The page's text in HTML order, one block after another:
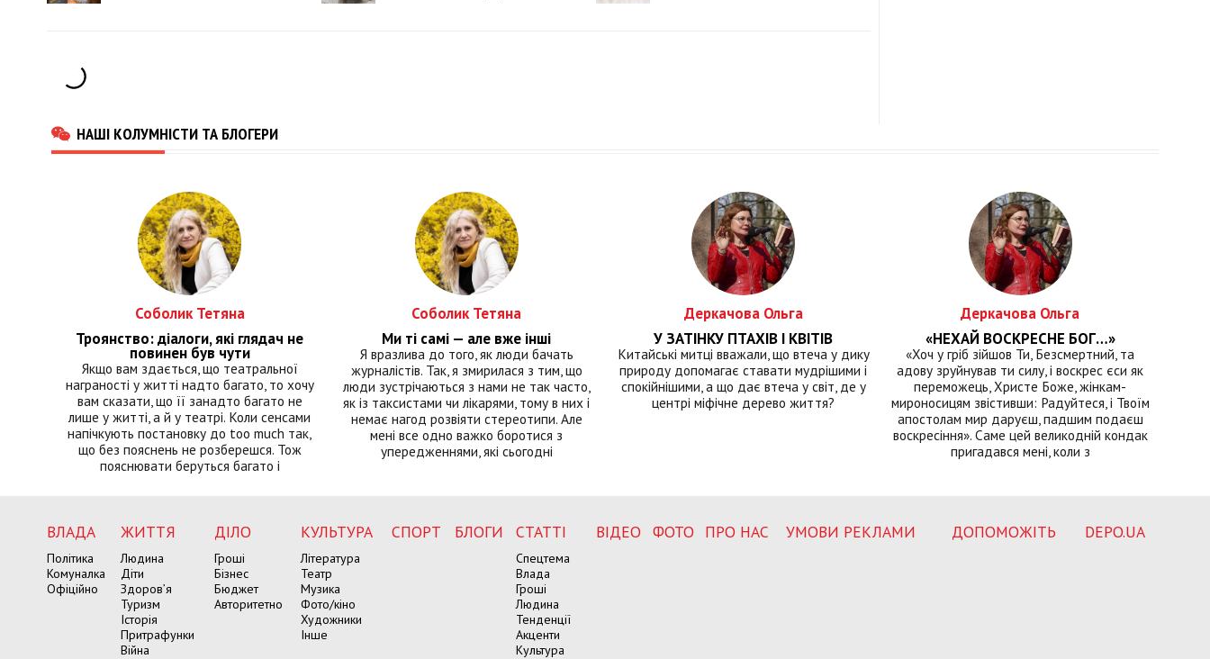
НАШІ КОЛУМНІСТИ ТА БЛОГЕРИ
Соболик Тетяна
Троянство: діалоги, які глядач не
повинен був чути
Якщо вам здається, що театральної
награності у житті надто багато, то хочу
вам сказати, що її занадто багато не
лише у житті, а й у театрі. Коли сенсами
напічкують постановку до too much так,
що без пояснень не розберешся. Тож
пояснювати беруться багато і
Соболик Тетяна
Ми ті самі — але вже інші
Я вразлива до того, як люди бачать
журналістів. Так, я змирилася з тим, що
люди зустрічаються з нами не так часто,
як із таксистами чи лікарями, тому в них і
немає нагод розвіяти стереотипи. Але
мені все одно важко боротися з
упередженнями, які сьогодні
Деркачова Ольга
У ЗАТІНКУ ПТАХІВ І КВІТІВ
Китайські митці вважали, що втеча у дику
природу допомагає ставати мудрішими і
спокійнішими, а що дає втеча у світ, де у
центрі міфічне дерево життя?
Деркачова Ольга
«НЕХАЙ ВОСКРЕСНЕ БОГ…»
«Хоч у гріб зійшов Ти, Безсмертний, та
адову зруйнував ти силу, і воскрес єси як
переможець, Христе Боже, жінкам-
мироносицям звістивши: Радуйтеся, і Твоїм
апостолам мир даруєш, падшим подаєш
воскресіння». Саме цей великодній кондак
пригадався мені, коли з
ВЛАДА
Політика
Комуналка
Офіційно
ЖИТТЯ
Людина
Діти
Здоров’я
Туризм
Історія
Притрафунки
Війна
ДІЛО
Гроші
Бізнес
Бюджет
Авторитетно
КУЛЬТУРА
Література
Театр
Музика
Фото/кіно
Художники
Інше
СПОРТ БЛОГИ СТАТТІ
Спецтема
Влада
Гроші
Людина
Тенденції
Акценти
Культура
ВІДЕО ФОТО ПРО НАС УМОВИ РЕКЛАМИ ДОПОМОЖІТЬ DEPO.UA